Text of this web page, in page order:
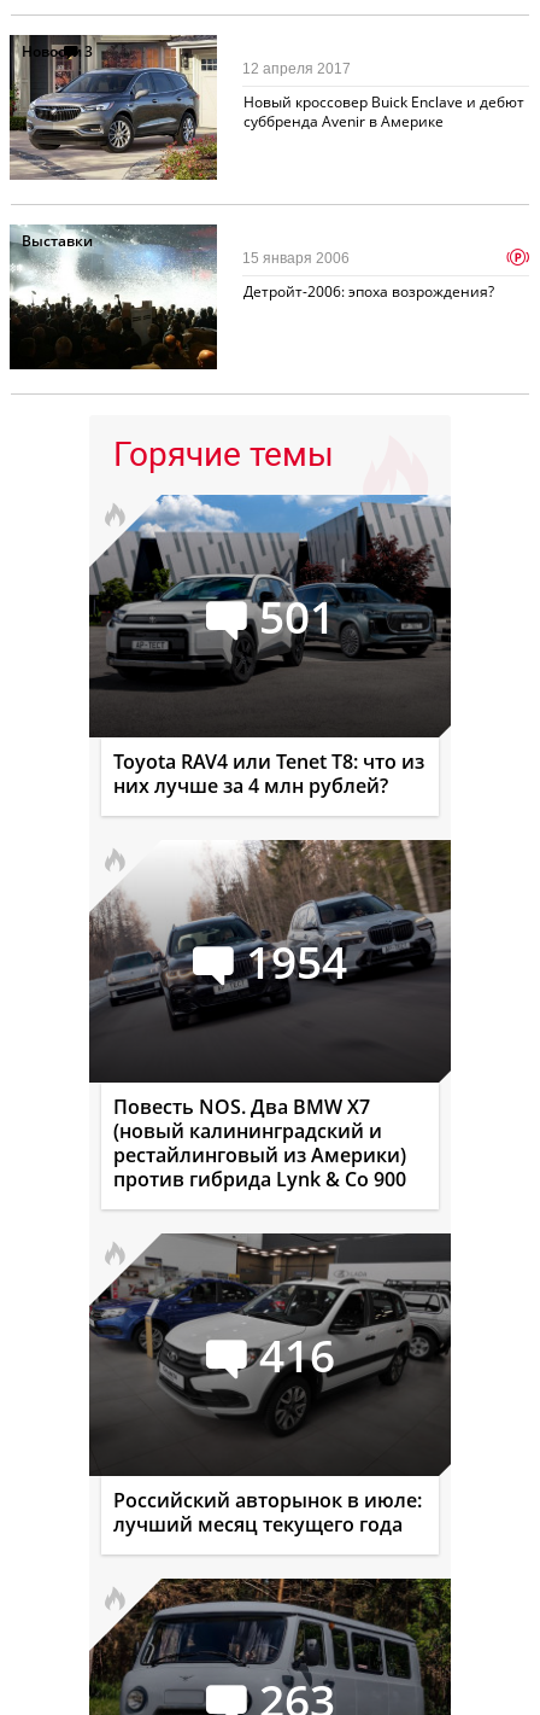
Новости3
Новый кроссовер Buick Enclave и дебют
суббренда Avenir в Америке
12 апреля 2017
Выставки
Детройт-2006: эпоха возрождения?
15 января 2006 p
Горячие темы
501
Toyota RAV4 или Tenet T8: что из
них лучше за 4 млн рублей?
1954
Повесть NOS. Два BMW X7
(новый калининградский и
рестайлинговый из Америки)
против гибрида Lynk & Co 900
416
Российский авторынок в июле:
лучший месяц текущего года
263